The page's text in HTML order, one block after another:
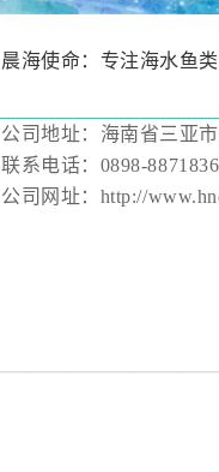
晨海使命：专注海水鱼
公司地址：海南省三
联系电话：0898-
公司网址：http://